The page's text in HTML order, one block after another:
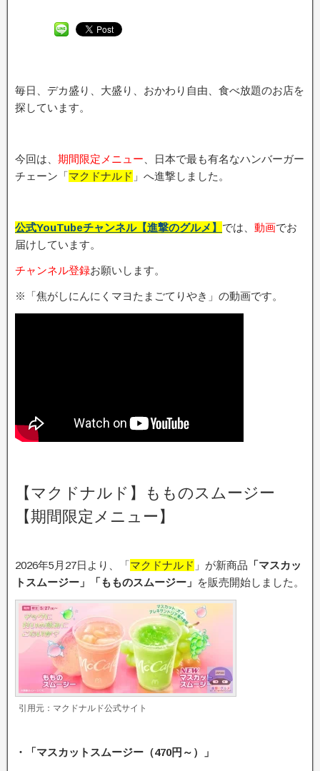
毎日、デカ盛り、大盛り、おかわり自由、食べ放題のお店を
探しています。
今回は、 期間限定メニュ ー 、日本で最も有名なハンバーガー
チェーン「マクドナルド 」へ進撃しました。
公式YouTubeチャンネル【進撃のグルメ】 では、 動画でお
届けしています。
チャンネル登録お願いします。
※「焦がしにんにくマヨたまごてりやき」の動画です。
【マクドナルド】もものスムージー
【期間限定メニュー】
2026年5月27日より、「マクドナルド 」が新商品 「マスカッ
トスムージー」「もものスムージー」 を販売開始しました。
引用元：マクドナルド公式サイト
・「マスカットスムージー（470円～）」